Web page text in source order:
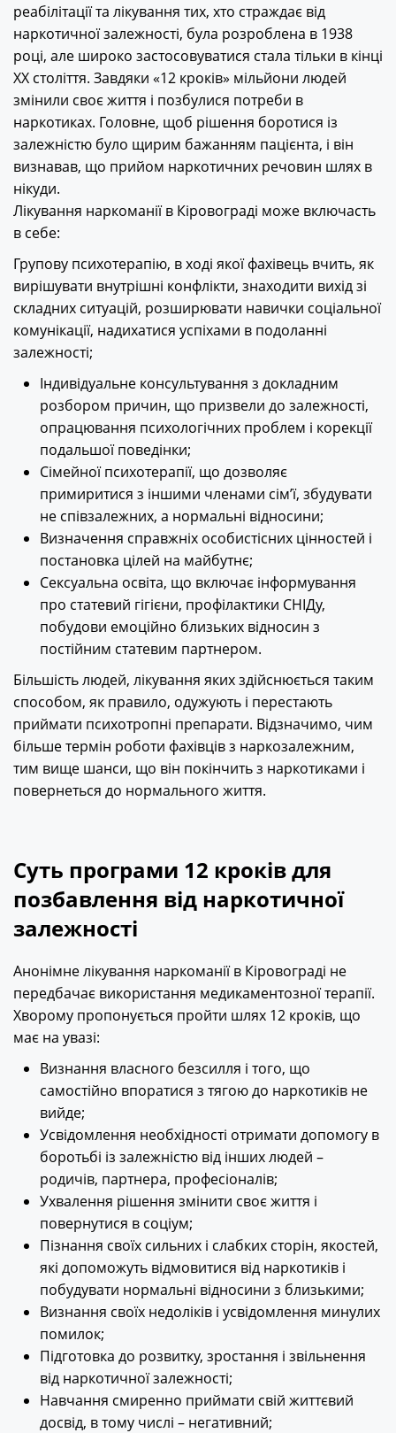
реабілітації та лікування тих, хто страждає від
наркотичної залежності, була розроблена в 1938
році, але широко застосовуватися стала тільки в кінці
ХХ століття. Завдяки «12 кроків» мільйони людей
змінили своє життя і позбулися потреби в
наркотиках. Головне, щоб рішення боротися із
залежністю було щирим бажанням пацієнта, і він
визнавав, що прийом наркотичних речовин шлях в
нікуди.
Лікування наркоманії в Кіровограді може включасть
в себе:
Групову психотерапію, в ході якої фахівець вчить, як
вирішувати внутрішні конфлікти, знаходити вихід зі
складних ситуацій, розширювати навички соціальної
комунікації, надихатися успіхами в подоланні
залежності;
Індивідуальне консультування з докладним
розбором причин, що призвели до залежності,
опрацювання психологічних проблем і корекції
подальшої поведінки;
Сімейної психотерапії, що дозволяє
примиритися з іншими членами сім’ї, збудувати
не співзалежних, а нормальні відносини;
Визначення справжніх особистісних цінностей і
постановка цілей на майбутнє;
Сексуальна освіта, що включає інформування
про статевий гігієни, профілактики СНІДу,
побудови емоційно близьких відносин з
постійним статевим партнером.
Більшість людей, лікування яких здійснюється таким
способом, як правило, одужують і перестають
приймати психотропні препарати. Відзначимо, чим
більше термін роботи фахівців з наркозалежним,
тим вище шанси, що він покінчить з наркотиками і
повернеться до нормального життя.
Суть програми 12 кроків для
позбавлення від наркотичної
залежності
Анонімне лікування наркоманії в Кіровограді не
передбачає використання медикаментозної терапії.
Хворому пропонується пройти шлях 12 кроків, що
має на увазі:
Визнання власного безсилля і того, що
самостійно впоратися з тягою до наркотиків не
вийде;
Усвідомлення необхідності отримати допомогу в
боротьбі із залежністю від інших людей –
родичів, партнера, професіоналів;
Ухвалення рішення змінити своє життя і
повернутися в соціум;
Пізнання своїх сильних і слабких сторін, якостей,
які допоможуть відмовитися від наркотиків і
побудувати нормальні відносини з близькими;
Визнання своїх недоліків і усвідомлення минулих
помилок;
Підготовка до розвитку, зростання і звільнення
від наркотичної залежності;
Навчання смиренно приймати свій життєвий
досвід, в тому числі – негативний;